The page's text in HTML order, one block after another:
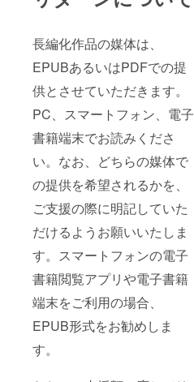
長編化作品の媒体は、
EPUBあるいはPDFでの提
供とさせていただきます。
PC、スマートフォン、電子
書籍端末でお読みくださ
い。なお、どちらの媒体で
の提供を希望されるかを、
ご支援の際に明記していた
だけるようお願いいたしま
す。スマートフォンの電子
書籍閲覧アプリや電子書籍
端末をご利用の場合、
EPUB形式をお勧めしま
す。